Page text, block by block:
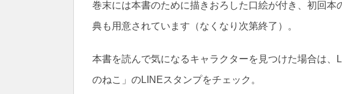
巻末には本書のために描きおろした口絵が付き、初回
典も用意されています（なくなり次第終了）。
本書を読んで気になるキャラクターを見つけた場合は
のねこ」のLINEスタンプをチェック。